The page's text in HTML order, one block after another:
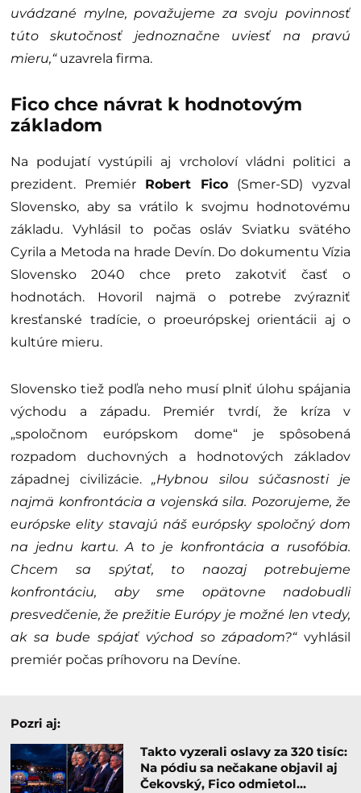
uvádzané mylne, považujeme za svoju povinnosť
túto skutočnosť jednoznačne uviesť na pravú
mieru,“uzavrela firma.
Fico chce návrat k hodnotovým
základom
Na podujatí vystúpili aj vrcholoví vládni politici a
prezident. Premiér Robert Fico (Smer-SD) vyzval
Slovensko, aby sa vrátilo k svojmu hodnotovému
základu. Vyhlásil to počas osláv Sviatku svätého
Cyrila a Metoda na hrade Devín. Do dokumentu Vízia
Slovensko 2040 chce preto zakotviť časť o
hodnotách. Hovoril najmä o potrebe zvýrazniť
kresťanské tradície, o proeurópskej orientácii aj o
kultúre mieru.
Slovensko tiež podľa neho musí plniť úlohu spájania
východu a západu. Premiér tvrdí, že kríza v
„spoločnom európskom dome“ je spôsobená
rozpadom duchovných a hodnotových základov
západnej civilizácie.„Hybnou silou súčasnosti je
najmä konfrontácia a vojenská sila. Pozorujeme, že
európske elity stavajú náš európsky spoločný dom
na jednu kartu. A to je konfrontácia a rusofóbia.
Chcem sa spýtať, to naozaj potrebujeme
konfrontáciu, aby sme opätovne nadobudli
presvedčenie, že prežitie Európy je možné len vtedy,
ak sa bude spájať východ so západom?“vyhlásil
premiér počas príhovoru na Devíne.
Pozri aj:
Takto vyzerali oslavy za 320 tisíc:
Na pódiu sa nečakane objavil aj
Čekovský, Fico odmietol…